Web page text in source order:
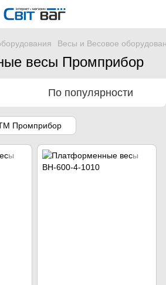
Весы и Весовое
весы Промприбор
По популярности
Промприбор